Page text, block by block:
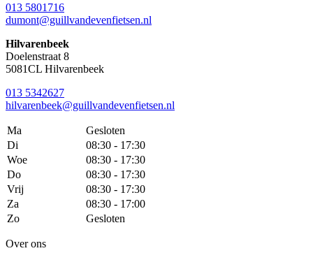
013 5801716
dumont@guillvandevenfietsen.nl
Hilvarenbeek
Doelenstraat 8
5081CL Hilvarenbeek
013 5342627
hilvarenbeek@guillvandevenfietsen.nl
Ma
Gesloten
Di
08:30 - 17:30
Woe
08:30 - 17:30
Do
08:30 - 17:30
Vrij
08:30 - 17:30
Za
08:30 - 17:00
Zo
Gesloten
Over ons